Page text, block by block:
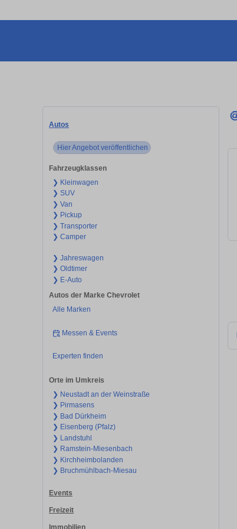
Autos
Hier Angebot veröffentlichen
Fahrzeugklassen
❯ Kleinwagen
❯ SUV
❯ Van
❯ Pickup
❯ Transporter
❯ Camper
❯ Jahreswagen
❯ Oldtimer
❯ E-Auto
Autos der Marke Chevrolet
Alle Marken
Messen & Events
Experten finden
Orte im Umkreis
❯ Neustadt an der Weinstraße
❯ Pirmasens
❯ Bad Dürkheim
❯ Eisenberg (Pfalz)
❯ Landstuhl
❯ Ramstein-Miesenbach
❯ Kirchheimbolanden
❯ Bruchmühlbach-Miesau
Events
Freizeit
Immobilien